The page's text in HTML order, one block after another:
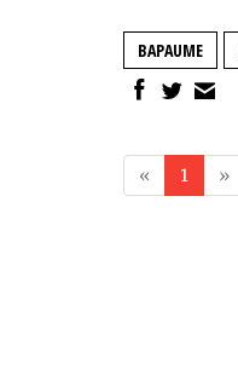
BAPAUME
« 1 »